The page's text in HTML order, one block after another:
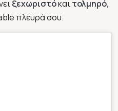
ξεχωριστόκαιτολμηρό,
πλευρά σου.